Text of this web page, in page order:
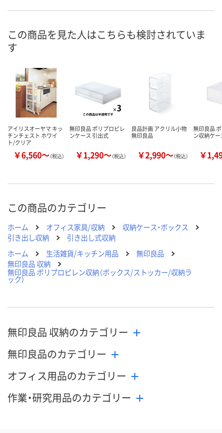
号
お届け日
数量
カゴへ カゴへ
この商品を見た人はこちらも検討されていま
す
アイリスオーヤマ キッ
チンチェスト ホワイ
ト/クリア
￥6,560～（税込）
無印良品 ポリプロピレ
ンケース 引出式
￥1,290～（税込）
良品計画 アクリル小物
無印良品
￥2,990～（税込）
無印良品
ン収納ケ
￥
この商品のカテゴリー
ホーム オフィス家具/収納
収納ケース・ボックス
引き出し収納
引き出し式収納
ホーム
生活雑貨/キッチン用品
無印良品
無印良品 収納
無印良品 ポリプロピレン収納（ボックス/ストッカー/収納ラ
ック）
無印良品 収納のカテゴリー
無印良品のカテゴリー
オフィス用品のカテゴリー
作業・研究用品のカテゴリー